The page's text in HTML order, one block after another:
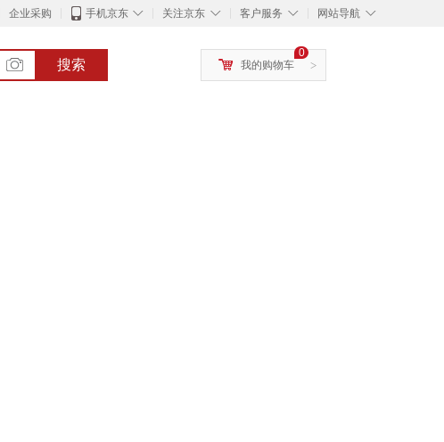
企业采购 ◇
手机京东 ◇
关注京东 ◇
客户服务 ◇
网站导航
搜索 >
0
我的购物车